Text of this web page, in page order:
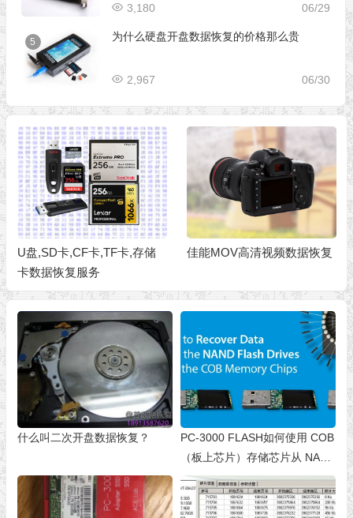
06/29
3,180
5 为什么硬盘开盘数据恢复的价格那么贵
06/30
2,967
U盘,SD卡,CF卡,TF卡,存储
卡数据恢复服务
佳能MOV高清视频数据恢复
什么叫二次开盘数据恢复？
PC-3000 FLASH如何使用 COB
（板上芯片）存储芯片从 NAND
闪存驱动器中恢复数据